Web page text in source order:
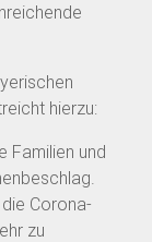
hierzu:
Familien und
Corona-
zu